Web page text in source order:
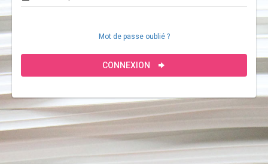
Mot de passe oublié ?
CONNEXION